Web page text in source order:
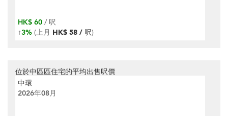
HK$ 60 / 呎
↑3% (上月 HK$ 58 / 呎)
位於中區區住宅的平均出售呎價
中環
2026年08月